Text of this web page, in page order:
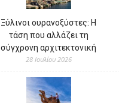
Ξύλινοι ουρανοξύστες: Η
τάση που αλλάζει τη
σύγχρονη αρχιτεκτονική
28 Ιουλίου 2026